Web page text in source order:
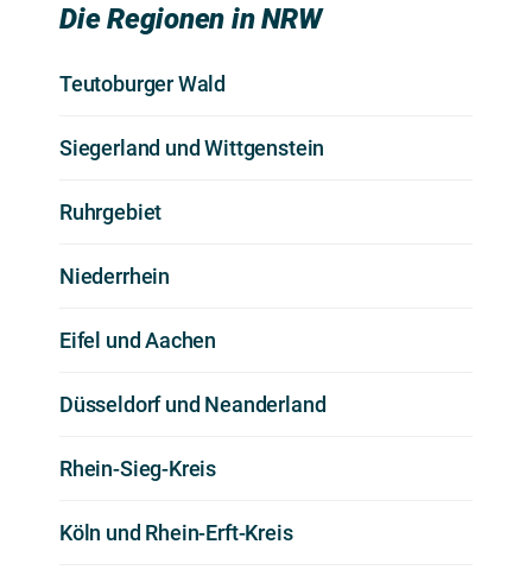
Die Regionen in NRW
Teutoburger Wald
Siegerland und Wittgenstein
Ruhrgebiet
Niederrhein
Eifel und Aachen
Düsseldorf und Neanderland
Rhein-Sieg-Kreis
Köln und Rhein-Erft-Kreis